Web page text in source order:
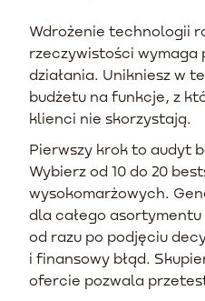
Wdrożenie technologii
rzeczywistości wymaga
działania. Unikniesz w
budżetu na funkcje, z
klienci nie skorzystają.
Pierwszy krok to audyt
Wybierz od 10 do 20
wysokomarżowych.
dla całego
od razu po podjęciu
i finansowy błąd.
ofercie pozwala